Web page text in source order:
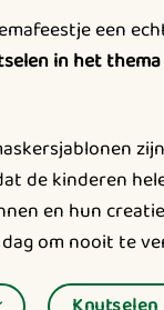
een
in het thema
zijn
de kinderen
en hun
om nooit te